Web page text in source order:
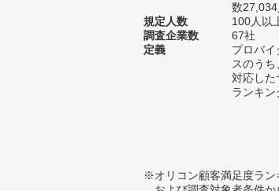
数27,034
規定人数
100人以
調査企業数
67社
定義
プロバ
スのう
対応した
ランキ
※オリコン顧客満足度ラン